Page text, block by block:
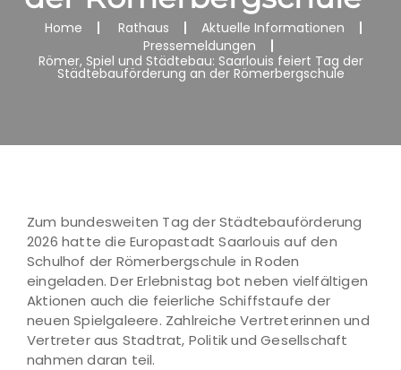
Home Rathaus
Aktuelle Informationen
Pressemeldungen
Römer, Spiel und Städtebau: Saarlouis feiert Tag der
Städtebauförderung an der Römerbergschule
Zum bundesweiten Tag der Städtebauförderung
2026 hatte die Europastadt Saarlouis auf den
Schulhof der Römerbergschule in Roden
eingeladen. Der Erlebnistag bot neben vielfältigen
Aktionen auch die feierliche Schiffstaufe der
neuen Spielgaleere. Zahlreiche Vertreterinnen und
Vertreter aus Stadtrat, Politik und Gesellschaft
nahmen daran teil.